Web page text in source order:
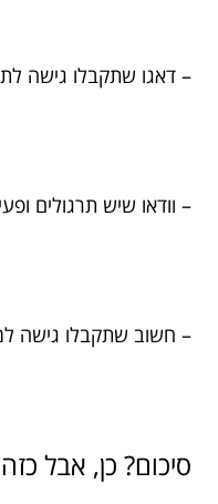
– דאגו שתקבלו גישה
– וודאו שיש תרגולים
– חשוב שתקבלו גישה
סיכום? כן, אבל